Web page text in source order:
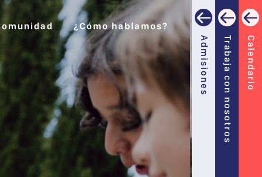
¿Cómo hablamos?
Admisiones Trabaja con nosotros Calendario